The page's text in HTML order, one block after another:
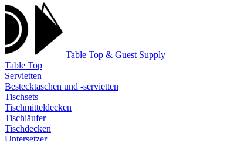
Table Top & Guest Supply
Table Top
Servietten
Bestecktaschen und -servietten
Tischsets
Tischmitteldecken
Tischläufer
Tischdecken